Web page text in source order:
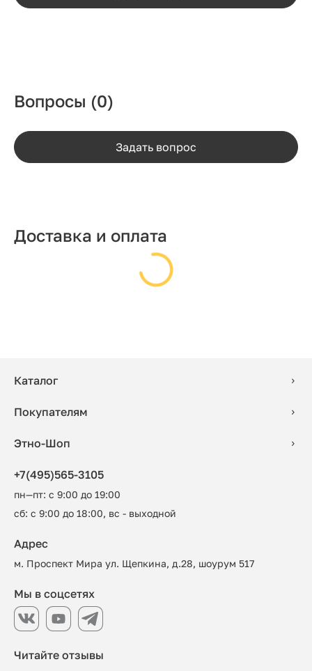
Вопросы (0)
Задать вопрос
Доставка и оплата
Каталог
Покупателям
Этно-Шоп
+7(495)565-3105
пн—пт: с 9:00 до 19:00
сб: с 9:00 до 18:00, вс - выходной
Читайте отзывы
Адрес
м. Проспект Мира ул. Щепкина, д.28, шоурум 517
Мы в соцсетях